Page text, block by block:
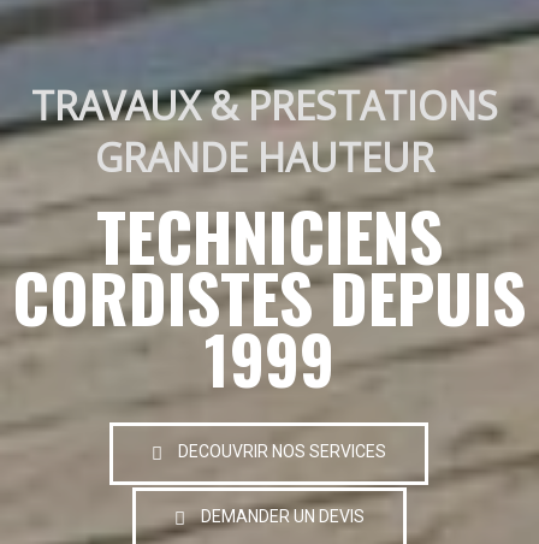
TRAVAUX & PRESTATIONS
GRANDE HAUTEUR
TECHNICIENS
CORDISTES DEPUIS
1999
DECOUVRIR NOS SERVICES
DEMANDER UN DEVIS